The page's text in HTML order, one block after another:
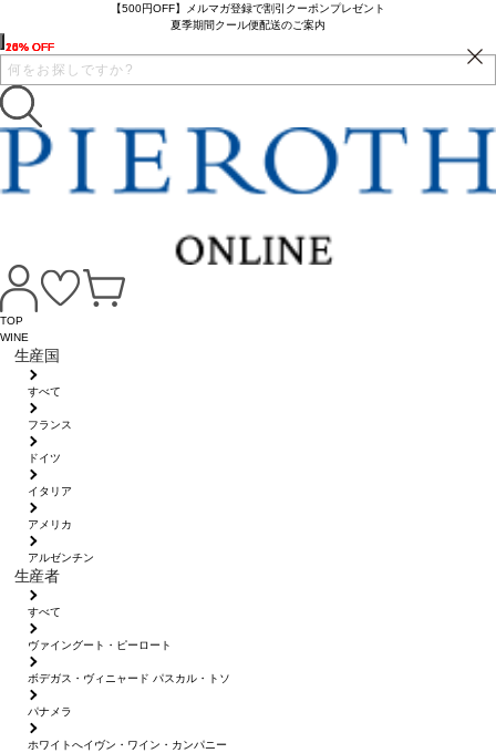
【500円OFF】メルマガ登録で割引クーポンプレゼント
夏季期間クール便配送のご案内
TOP
WINE
生産国
すべて
フランス
ドイツ
イタリア
アメリカ
アルゼンチン
生産者
すべて
ヴァイングート・ピーロート
ボデガス・ヴィニャード パスカル・トソ
パナメラ
ホワイトへイヴン・ワイン・カンパニー
25% OFF
10% OFF
16% OFF
24% OFF